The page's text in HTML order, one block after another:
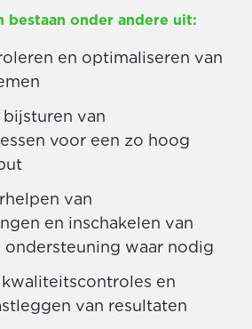
bestaan onder andere uit:
en optimaliseren van
van
voor een zo hoog
van
en inschakelen van
ondersteuning waar nodig
en
van resultaten